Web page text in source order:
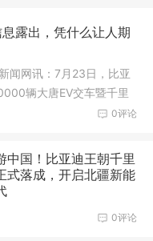
露出，凭什么让人期
网讯：7月23日，比亚
辆大唐EV交车暨千里
0评论
中国！比亚迪王朝千里
式落成，开启北疆新能
0评论